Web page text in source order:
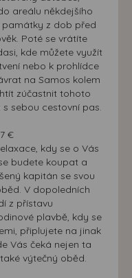
areálu někdejšího
památky z dob před
Poté se vrátíte
kde můžete využít
nebo k prohlídce
na Samos kolem
zúčastnit tohoto
sebou cestovní pas.
€
kdy se o Vás
budete koupat a
kapitán se svou
V dopoledních
z přístavu
plavbě, kdy se
připlujete na jinak
Vás čeká nejen ta
výtečný oběd.